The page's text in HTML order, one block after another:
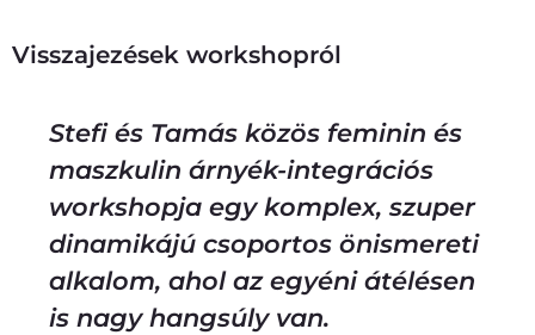
Visszajezések workshopról
Stefi és Tamás közös feminin és
maszkulin árnyék-integrációs
workshopja egy komplex, szuper
dinamikájú csoportos önismereti
alkalom, ahol az egyéni átélésen
is nagy hangsúly van.